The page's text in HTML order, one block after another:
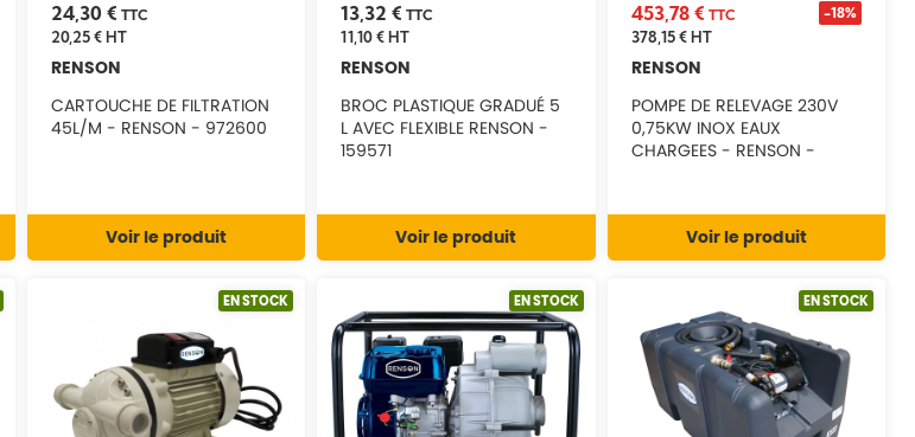
24,30 € TTC
20,25 €HT
RENSON
CARTOUCHE DE FILTRATION
45L/M - RENSON - 972600
Voir le produit
13,32 € TTC
11,10 €HT
RENSON
BROC PLASTIQUE GRADUÉ 5
L AVEC FLEXIBLE RENSON -
159571
Voir le produit
453,78 € TTC -18%
378,15 €HT
RENSON
POMPE DE RELEVAGE 230V
0,75KW INOX EAUX
CHARGEES - RENSON -
Voir le produit
EN STOCK EN STOCK EN STOCK